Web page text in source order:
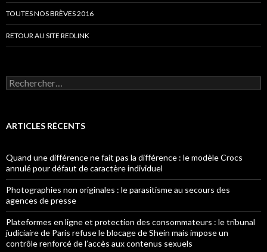
TOUTES NOS BRÈVES 2016
RETOUR AU SITE REDLINK
Rechercher :
ARTICLES RÉCENTS
Quand une différence ne fait pas la différence : le modèle Crocs
annulé pour défaut de caractère individuel
Photographies non originales : le parasitisme au secours des
agences de presse
Plateformes en ligne et protection des consommateurs : le tribunal
judiciaire de Paris refuse le blocage de Shein mais impose un
contrôle renforcé de l’accès aux contenus sexuels